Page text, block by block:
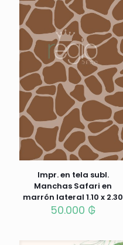
Impr. en tela subl.
Manchas Safari en
marrón lateral 1.10 x 2.30
50.000 ₲